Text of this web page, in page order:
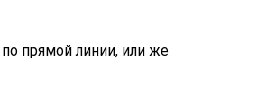
прямой линии, или же